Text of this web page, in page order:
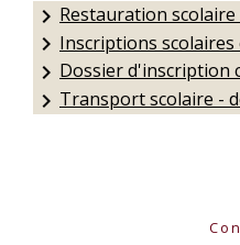
keyboard_arrow_right Restauration
keyboard_arrow_right Inscriptions
keyboard_arrow_right Dossier d'inscription
keyboard_arrow_right Transport scolaire -